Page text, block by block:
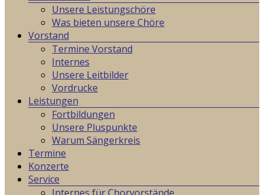
Unsere Leistungschöre
Was bieten unsere Chöre
Vorstand
Termine Vorstand
Internes
Unsere Leitbilder
Vordrucke
Leistungen
Fortbildungen
Unsere Pluspunkte
Warum Sängerkreis
Termine
Konzerte
Service